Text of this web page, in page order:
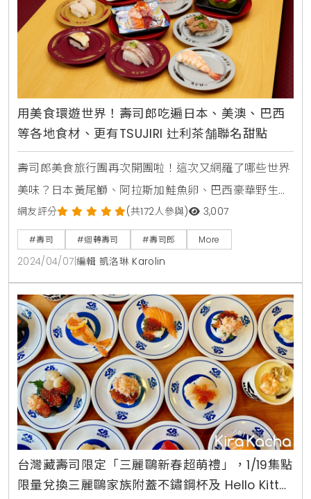
用美食環遊世界！壽司郎吃遍日本、美澳、巴西
等各地食材、更有TSUJIRI 辻利茶舗聯名甜點
壽司郎美食旅行團再次開團啦！這次又網羅了哪些世界
美味？日本黃尾鰤、阿拉斯加鮭魚卵、巴西豪華野生大
花蝦、智利海膽等，更有市面鮮少聽到的斑點月魚也在
這次的檔期中期間限定推出。本回的甜點更是與日本京
都百年抹茶老舖TSUJIRI 辻利茶舗聯手推出2款全新風格
的抹茶甜點。全台美食家與甜點控都快快跟上壽司郎的
腳步，用美食環遊世界吧。首推「豪華海鮮總匯」嚴選
壽司郎店內人氣食材製作，包含鮭魚、鮪魚、蔥花鮪
魚、甜蝦
網友評分 (共172人參與) 3,007
#壽司 #迴轉壽司 #壽司郎 More
2024/04/07 編輯 凱洛琳 Karolin
台灣藏壽司限定「三麗鷗新春超萌禮」，1/19集點
限量兌換三麗鷗家族附蓋不鏽鋼杯及 Hello Kitty